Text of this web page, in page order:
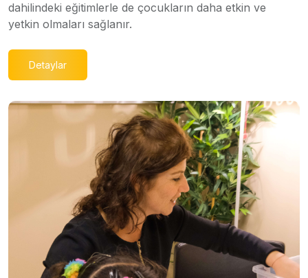
dahilindeki eğitimlerle de çocukların daha etkin ve
yetkin olmaları sağlanır.
Detaylar